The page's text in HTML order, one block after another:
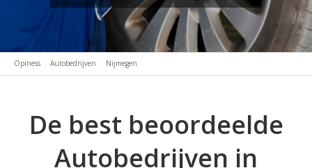
Opiness Autobedrijven Nijmegen
De best beoordeelde
Autobedrijven in